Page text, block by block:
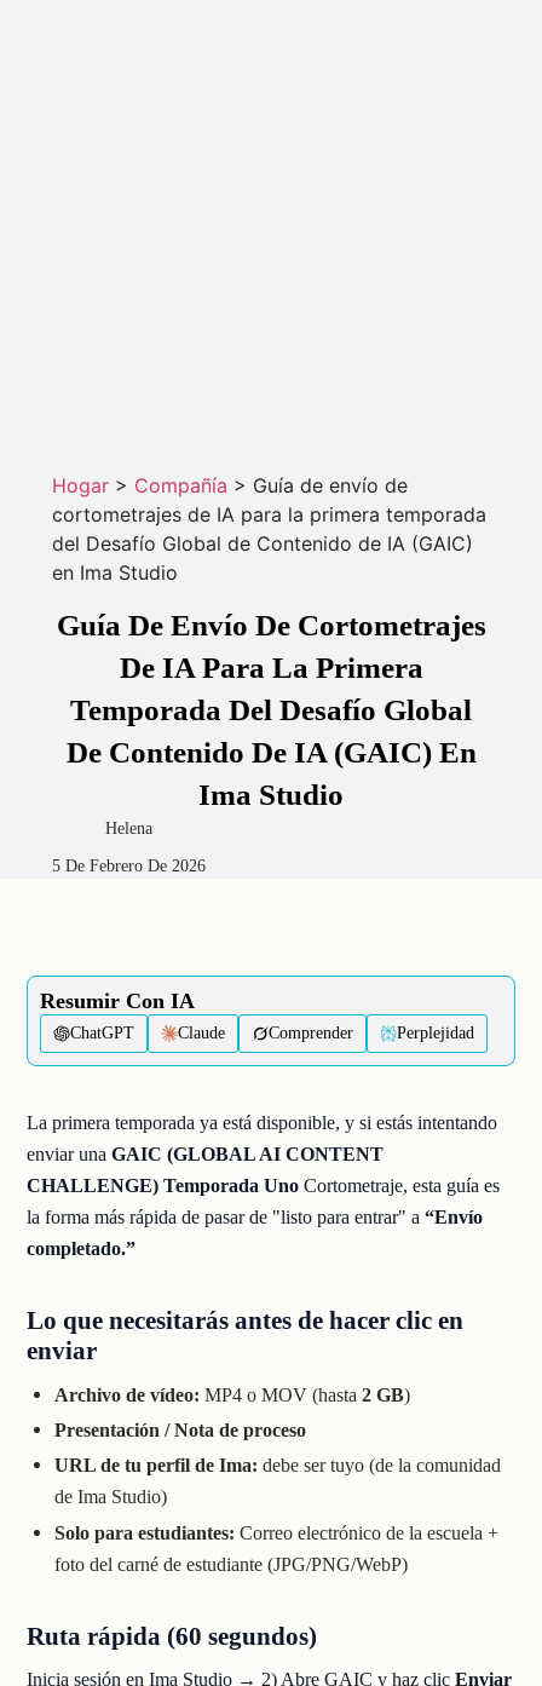
Hogar> Compañía > Guía de envío de
cortometrajes de IA para la primera temporada
del Desafío Global de Contenido de IA (GAIC)
en Ima Studio
Guía De Envío De Cortometrajes
De IA Para La Primera
Temporada Del Desafío Global
De Contenido De IA (GAIC) En
Ima Studio
Helena
5 De Febrero De 2026
Resumir Con IA
ChatGPT Claude Comprender Perplejidad
La primera temporada ya está disponible, y si estás intentando
enviar unaGAIC (GLOBAL AI CONTENT
CHALLENGE) Temporada UnoCortometraje, esta guía es
la forma más rápida de pasar de "listo para entrar" a“Envío
completado.”
Lo que necesitarás antes de hacer clic en
enviar
Archivo de vídeo: MP4 o MOV (hasta2 GB)
Presentación / Nota de proceso
URL de tu perfil de Ima: debe ser tuyo (de la comunidad
de Ima Studio)
Solo para estudiantes: Correo electrónico de la escuela +
foto del carné de estudiante (JPG/PNG/WebP)
Ruta rápida (60 segundos)
Inicia sesión en Ima Studio → 2) Abre GAIC y haz clicEnviar